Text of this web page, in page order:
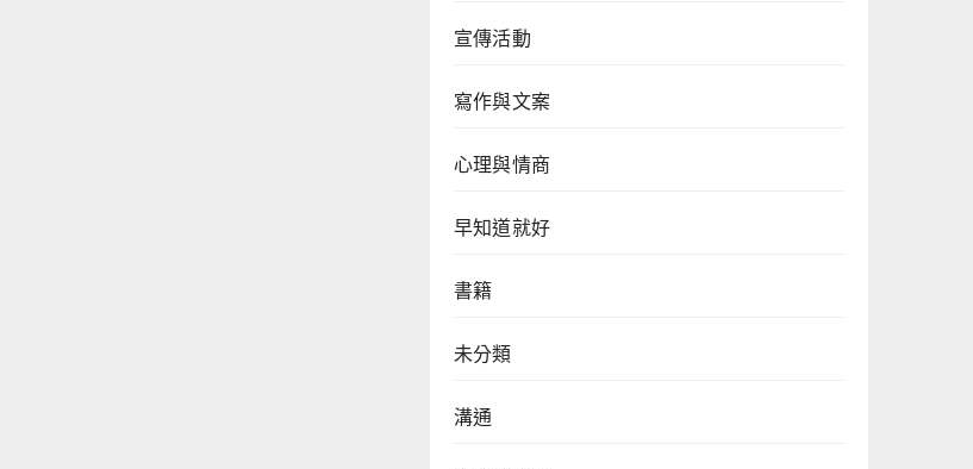
宣傳活動
寫作與文案
心理與情商
早知道就好
書籍
未分類
溝通